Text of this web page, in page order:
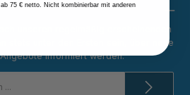
unseren regelmäßig erscheinenden
stets unter den Ersten sein, über neue
informiert werden.
75 € netto. Nicht kombinierbar mit anderen